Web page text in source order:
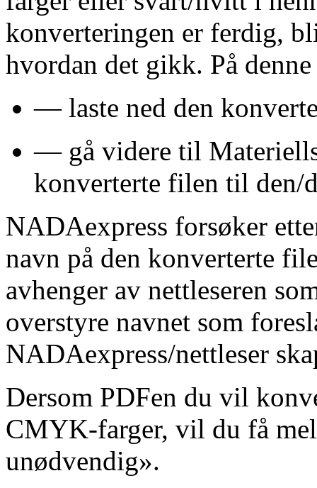
konverteringen er ferdig,
hvordan det gikk. På
— laste ned den
— gå videre til
konverterte filen til den/
NADAexpress forsøker
navn på den konverterte
avhenger av nettleseren
overstyre navnet som
NADAexpress/nettleser
Dersom PDFen du vil
CMYK-farger, vil du få
unødvendig».